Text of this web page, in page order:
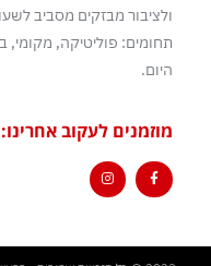
ולציבור מבזקים מסביב
תחומים: פוליטיקה,
היום.
מוזמנים לעקוב אחרינו: